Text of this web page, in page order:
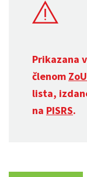
Prikazana
členom
lista,
na PISRS.